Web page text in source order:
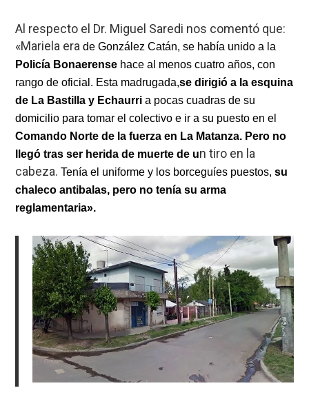
Al respecto el Dr. Miguel Saredi nos comentó que:
«Mariela erade González Catán, se había unido a la
Policía Bonaerense hace al menos cuatro años, con
rango de oficial. Esta madrugada,se dirigió a la esquina
de La Bastilla y Echaurri a pocas cuadras de su
domicilio para tomar el colectivo e ir a su puesto en el
Comando Norte de la fuerza en La Matanza. Pero no
llegó tras ser herida de muerte de un tiro en la
cabeza. Tenía el uniforme y los borceguíes puestos, su
chaleco antibalas, pero no tenía su arma
reglamentaria».